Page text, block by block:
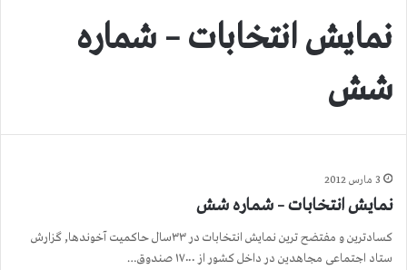
نمایش انتخابات – شماره
شش
3 مارس 2012
نمایش انتخابات – شماره شش
کسادترین و مفتضح ترین نمایش انتخابات در ۳۳سال حاکمیت آخوندها, گزارش
ستاد اجتماعی مجاهدین در داخل کشور از ۱۷۰۰۰ صندوق…